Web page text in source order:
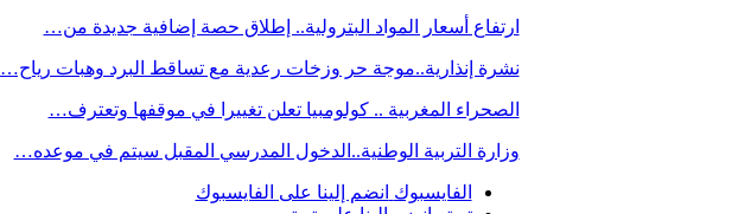
ارتفاع أسعار المواد البترولية.. إطلاق حصة إضافية جديدة من…
نشرة إنذارية..موجة حر وزخات رعدية مع تساقط البرد وهبات رياح…
الصحراء المغربية .. كولومبيا تعلن تغييرا في موقفها وتعترف…
وزارة التربية الوطنية..الدخول المدرسي المقبل سیتم في موعده…
الفايسبوك انضم إلينا على الفايسبوك